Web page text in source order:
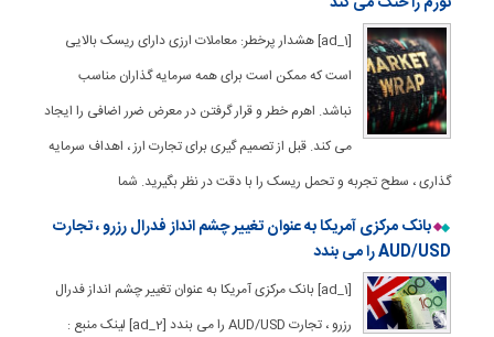
[ad_1] هشدار پرخطر: معاملات ارزی دارای ریسک بالایی
است که ممکن است برای همه سرمایه گذاران مناسب
نباشد. اهرم خطر و قرار گرفتن در معرض ضرر اضافی را ایجاد
می کند. قبل از تصمیم گیری برای تجارت ارز ، اهداف سرمایه
گذاری ، سطح تجربه و تحمل ریسک را با دقت در نظر بگیرید. شما
بانک مرکزی آمریکا به عنوان تغییر چشم انداز فدرال رزرو ، تجارت
AUD/USD را می بندد
[ad_1] بانک مرکزی آمریکا به عنوان تغییر چشم انداز فدرال
رزرو ، تجارت AUD/USD را می بندد [ad_2] لینک منبع :